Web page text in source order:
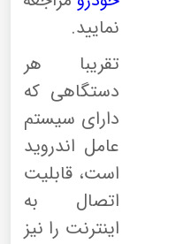
نمایید.
تقریبا هر
دستگاهی که
دارای سیستم
عامل اندروید
است، قابلیت
اتصال به
اینترنت را نیز